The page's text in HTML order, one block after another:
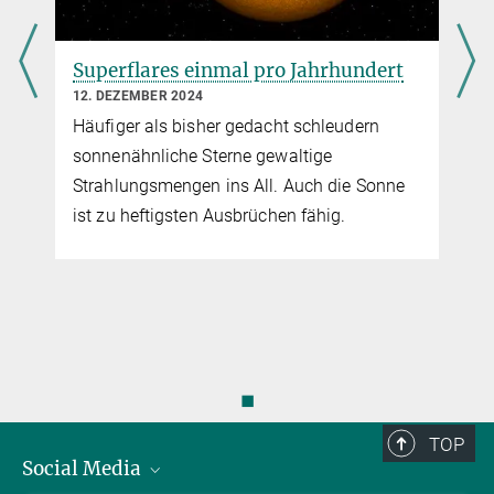
Max-Planck-Institut für Sonnensystemforschung, Göttingen
Prof. Dr. Laurent Gizon
Direktor
+49 551 384979-439
Prof. Dr. Sami K. Solanki
Superflares einmal pro Jahrhundert
12. DEZEMBER 2024
Häufiger als bisher gedacht schleudern
sonnenähnliche Sterne gewaltige
Strahlungsmengen ins All. Auch die Sonne
ist zu heftigsten Ausbrüchen fähig.
◼
TOP
Social Media